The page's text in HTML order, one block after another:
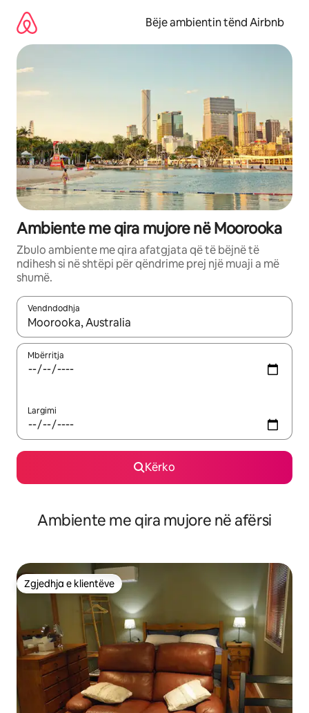
përmbajtja
Bëje ambientin tënd Airbnb
Ambiente me qira mujore në Moorooka
Zbulo ambiente me qira afatgjata që të bëjnë të
ndihesh si në shtëpi për qëndrime prej një muaji a më
shumë.
Vendndodhja
Kur rezultatet të jenë të disponueshme, lëviz me butonat e
Mbërritja
Largimi
Kërko
Ambiente me qira mujore në afërsi
Zgjedhja e klientëve
Zgjedhja e klientëve